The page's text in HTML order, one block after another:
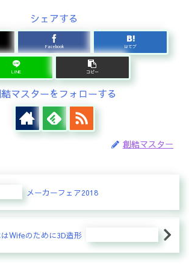
シェアする
Facebook はてブ
LINE コピー
マスターをフォローする
創結マスター
メーカーフェア2018
Wifeのために3D造形